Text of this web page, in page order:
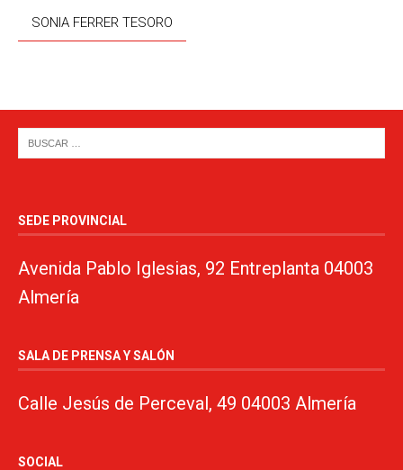
SONIA FERRER TESORO
SEDE PROVINCIAL
Avenida Pablo Iglesias, 92 Entreplanta 04003
Almería
SALA DE PRENSA Y SALÓN
Calle Jesús de Perceval, 49 04003 Almería
SOCIAL